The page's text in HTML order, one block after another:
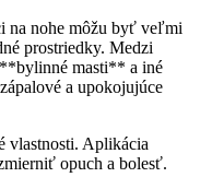
na nohe môžu byť veľmi
prostriedky. Medzi
**bylinné masti** a iné
a upokojujúce
vlastnosti. Aplikácia
opuch a bolesť.